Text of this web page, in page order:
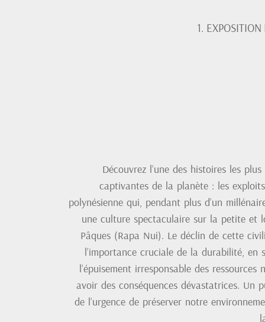
1.
Découvrez l’une des histoires les
captivantes de la planète : les
polynésienne qui, pendant plus d’un
une culture spectaculaire sur la petite et
Pâques (Rapa Nui). Le déclin de cette
l’importance cruciale de la durabilité, en
l’épuisement irresponsable des ressources
avoir des conséquences dévastatrices. Un
de l’urgence de préserver notre